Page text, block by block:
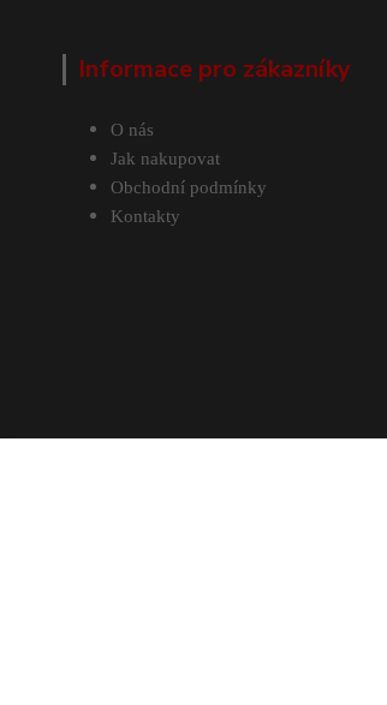
Informace pro zákazníky
O nás
Jak nakupovat
Obchodní podmínky
Kontakty